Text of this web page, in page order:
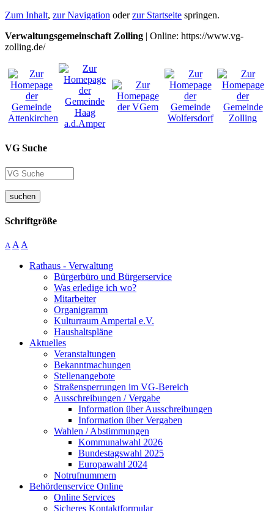
Zum Inhalt, zur Navigation oderzur Startseite springen.
Verwaltungsgemeinschaft Zolling | Online: https://www.vg-
zolling.de/
VG Suche
suchen
Schriftgröße
A A A
Rathaus - Verwaltung
Bürgerbüro und Bürgerservice
Was erledige ich wo?
Mitarbeiter
Organigramm
Kulturraum Ampertal e.V.
Haushaltspläne
Aktuelles
Veranstaltungen
Bekanntmachungen
Stellenangebote
Straßensperrungen im VG-Bereich
Ausschreibungen / Vergabe
Information über Ausschreibungen
Information über Vergaben
Wahlen / Abstimmungen
Kommunalwahl 2026
Bundestagswahl 2025
Europawahl 2024
Notrufnummern
Behördenservice Online
Online Services
Sicheres Kontaktformular